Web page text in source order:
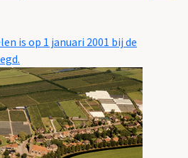
is op 1 januari 2001 bij de